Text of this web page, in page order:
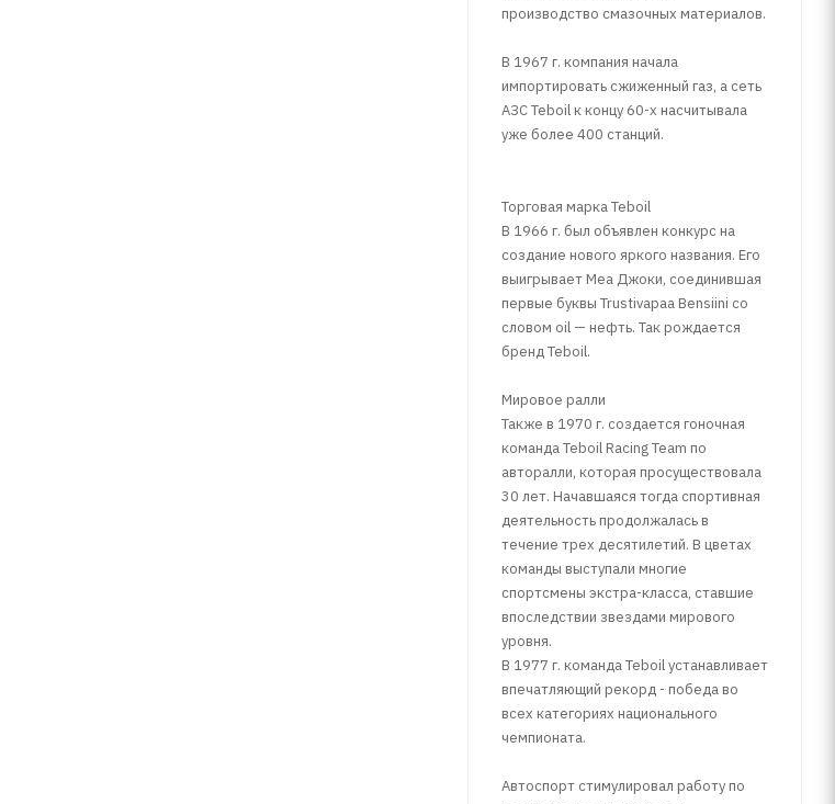
производство смазочных материалов.
В 1967 г. компания начала
импортировать сжиженный газ, а сеть
АЗС Teboil к концу 60-х насчитывала
уже более 400 станций.
Торговая марка Teboil
В 1966 г. был объявлен конкурс на
создание нового яркого названия. Его
выигрывает Меа Джоки, соединившая
первые буквы Trustivapaa Bensiini со
словом oil — нефть. Так рождается
бренд Teboil.
Мировое ралли
Также в 1970 г. создается гоночная
команда Teboil Racing Team по
авторалли, которая просуществовала
30 лет. Начавшаяся тогда спортивная
деятельность продолжалась в
течение трех десятилетий. В цветах
команды выступали многие
спортсмены экстра-класса, ставшие
впоследствии звездами мирового
уровня.
В 1977 г. команда Teboil устанавливает
впечатляющий рекорд - победа во
всех категориях национального
чемпионата.
Автоспорт стимулировал работу по